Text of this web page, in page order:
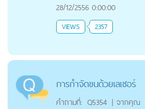
28/12/2556 0:00:00
VIEWS 2357
การกำจัดขนด้วยเลเซอร์
คำถามที่: Q5354 | จากคุณ